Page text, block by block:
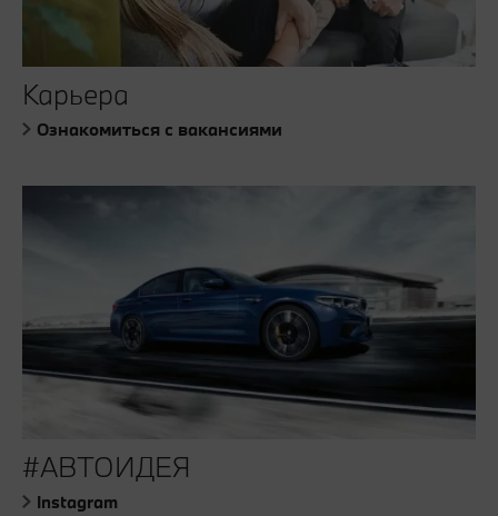
Карьера
Ознакомиться с вакансиями
#АВТОИДЕЯ
Instagram